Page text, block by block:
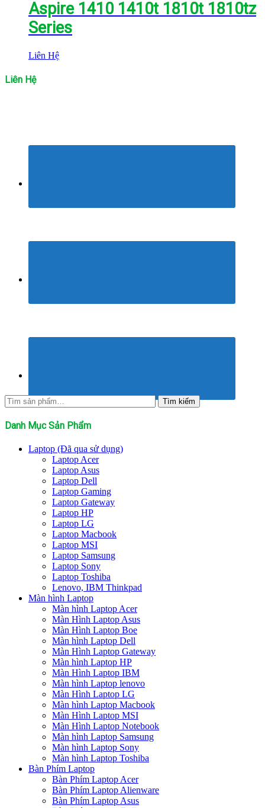
Aspire 1410 1410t 1810t 1810tz
Series
Liên Hệ
Liên Hệ
Tìm
kiếm:
Tìm kiếm
Danh Mục Sản Phẩm
Laptop (Đã qua sử dụng)
Laptop Acer
Laptop Asus
Laptop Dell
Laptop Gaming
Laptop Gateway
Laptop HP
Laptop LG
Laptop Macbook
Laptop MSI
Laptop Samsung
Laptop Sony
Laptop Toshiba
Lenovo, IBM Thinkpad
Màn hình Laptop
Màn hình Laptop Acer
Màn Hình Laptop Asus
Màn Hình Laptop Boe
Màn hình Laptop Dell
Màn Hình Laptop Gateway
Màn hình Laptop HP
Màn Hình Laptop IBM
Màn hình Laptop lenovo
Màn Hình Laptop LG
Màn hình Laptop Macbook
Màn Hình Laptop MSI
Màn Hình Laptop Notebook
Màn hình Laptop Samsung
Màn hình Laptop Sony
Màn hình Laptop Toshiba
Bàn Phím Laptop
Bàn Phím Laptop Acer
Bàn Phím Laptop Alienware
Bàn Phím Laptop Asus